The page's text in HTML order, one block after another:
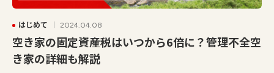
はじめて 2024.04.08
空き家の固定資産税はいつから6倍に？管理不全空
き家の詳細も解説